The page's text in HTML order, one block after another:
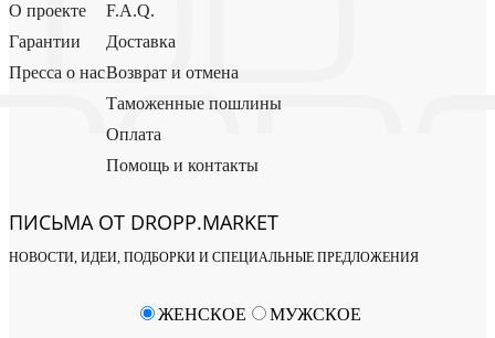
О проекте
Гарантии
Пресса о нас
F.A.Q.
Доставка
Возврат и отмена
Таможенные пошлины
Оплата
Помощь и контакты
ПИСЬМА ОТ DROPP.MARKET
НОВОСТИ, ИДЕИ, ПОДБОРКИ И СПЕЦИАЛЬНЫЕ ПРЕДЛОЖЕНИЯ
ЖЕНСКОЕ МУЖСКОЕ